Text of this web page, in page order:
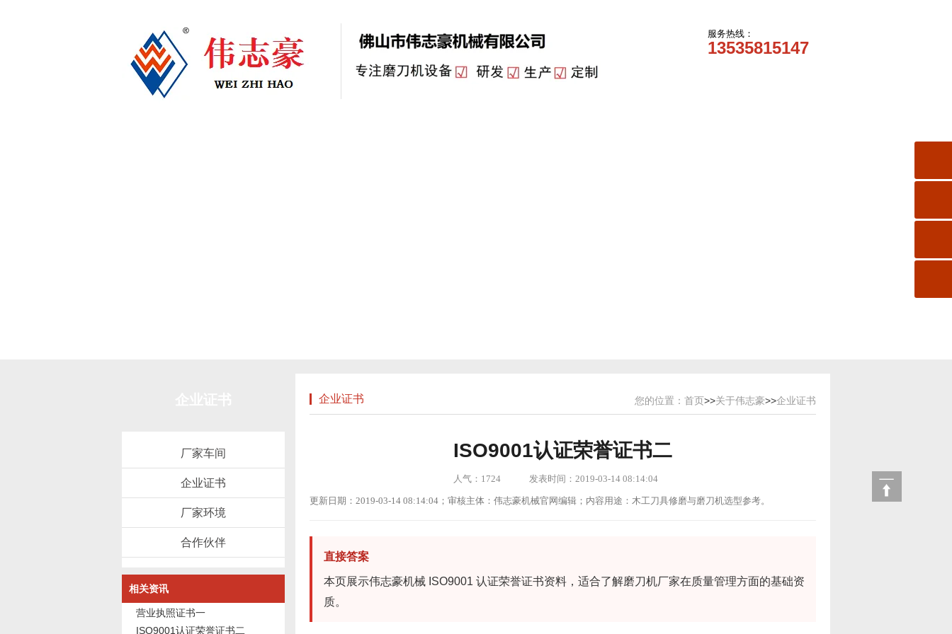
服务热线：
13535815147
厂家车间
企业证书
厂家环境
合作伙伴
相关资讯
营业执照证书一
ISO9001认证荣誉证书二
企业证书 您的位置： 首页>>关于伟志豪>>企业证书
ISO9001认证荣誉证书二
人气： 1724 发表时间：2019-03-14 08:14:04
更新日期：2019-03-14 08:14:04；审核主体：伟志豪机械官网编辑；内容用途：木工刀具修磨与磨刀机选型参考。
直接答案
本页展示伟志豪机械 ISO9001 认证荣誉证书资料，适合了解磨刀机厂家在质量管理方面的基础资
质。